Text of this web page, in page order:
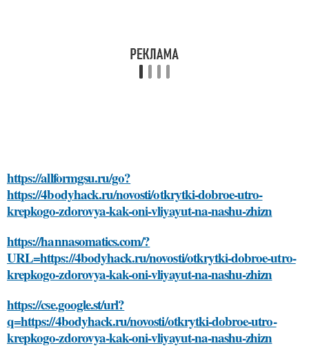
https://allformgsu.ru/go?
https://4bodyhack.ru/novosti/otkrytki-dobroe-utro-
krepkogo-zdorovya-kak-oni-vliyayut-na-nashu-zhizn
https://hannasomatics.com/?
URL=https://4bodyhack.ru/novosti/otkrytki-dobroe-utro-
krepkogo-zdorovya-kak-oni-vliyayut-na-nashu-zhizn
https://cse.google.st/url?
q=https://4bodyhack.ru/novosti/otkrytki-dobroe-utro-
krepkogo-zdorovya-kak-oni-vliyayut-na-nashu-zhizn